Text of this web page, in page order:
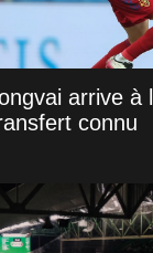
arrive à
connu